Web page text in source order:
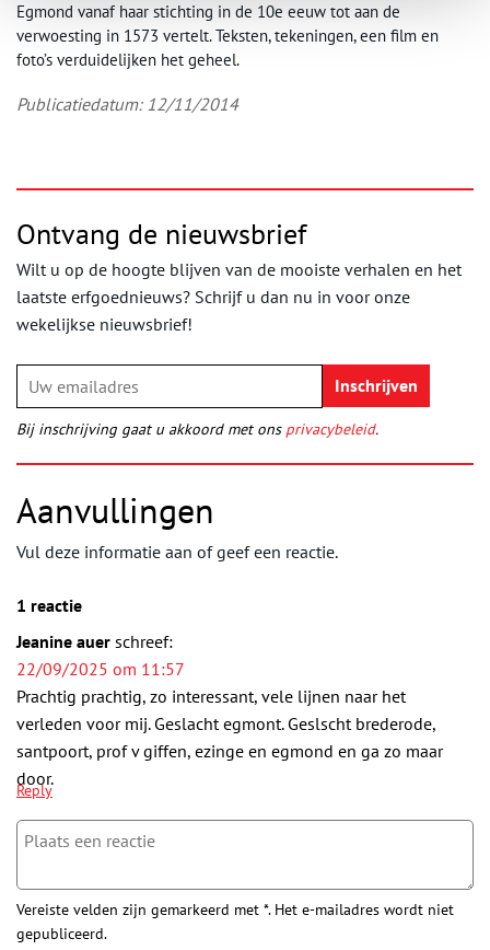
Egmond vanaf haar stichting in de 10e eeuw tot aan de
verwoesting in 1573 vertelt. Teksten, tekeningen, een film en
foto’s verduidelijken het geheel.
Publicatiedatum: 12/11/2014
Ontvang de nieuwsbrief
Wilt u op de hoogte blijven van de mooiste verhalen en het
laatste erfgoednieuws? Schrijf u dan nu in voor onze
wekelijkse nieuwsbrief!
Bij inschrijving gaat u akkoord met ons privacybeleid.
Aanvullingen
Vul deze informatie aan of geef een reactie.
1 reactie
Jeanine auer schreef:
22/09/2025 om 11:57
Prachtig prachtig, zo interessant, vele lijnen naar het
verleden voor mij. Geslacht egmont. Geslscht brederode,
santpoort, prof v giffen, ezinge en egmond en ga zo maar
door.
Reply
Vereiste velden zijn gemarkeerd met *. Het e-mailadres wordt niet
gepubliceerd.